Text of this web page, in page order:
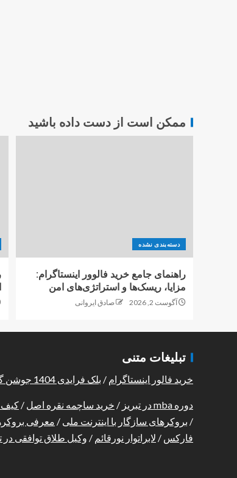
ممکن است از دست داده باشید
دسته‌بندی نشده
راهنمای جامع خرید فالوور اینستاگرام:
مزایا، ریسک‌ها و استراتژی‌های امن
آگوست 2, 2026 صادق ایروانی
تبلیغات متنی
خرید فالور اینستاگرام / بلک فرایدی 1404 جوشن گلد
دوره mba در تبریز / خرید ساچمه نقره اصل / کیف
/ بروکرهای سازگار با اینترنت ملی / معرفی
فارکس / لابراتوار نورقائم / وکیل طلاق توافقی در